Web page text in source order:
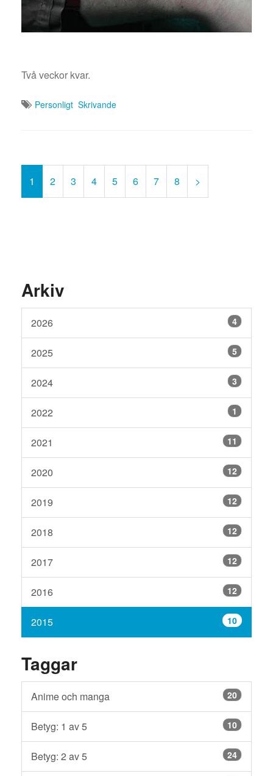
Två veckor kvar.
Personligt Skrivande
1 2 3 4 5 6 7 8 >
Arkiv
2026 4
2025 5
2024 3
2022 1
2021 11
2020 12
2019 12
2018 12
2017 12
2016 12
2015 10
Taggar
Anime och manga 20
Betyg: 1 av 5 10
Betyg: 2 av 5 24